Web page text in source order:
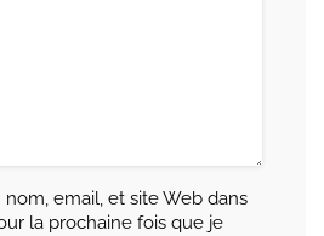
nom, email, et site Web dans
la prochaine fois que je